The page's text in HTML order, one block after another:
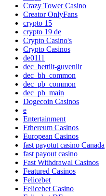
Crazy Tower Сasino
Creator OnlyFans
crypto 15
crypto 19 de
Crypto Casino's
Crypto Casinos
de0111
dec_bettilt-guvenlir
dec_bh_common
dec_pb_common
dec_pb_main
Dogecoin Casinos
e
Entertainment
Ethereum Casinos
European Casinos
fast payotut casino Canada
fast payout casino
Fast Withdrawal Casinos
Featured Casinos
Felicebet
Felicebet Casino